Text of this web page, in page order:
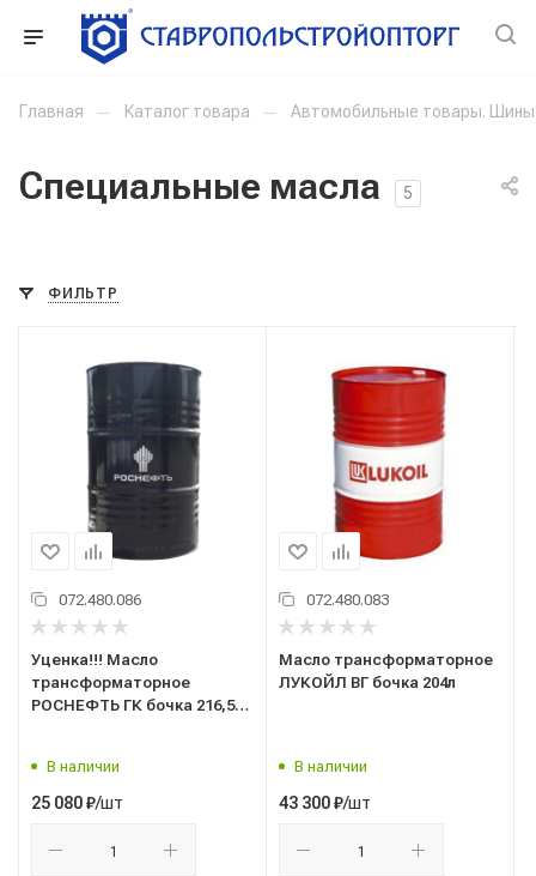
Главная — Каталог товара — Автомобильные товары. Шины
Специальные масла 5
ФИЛЬТР
072.480.086
Уценка!!! Масло
трансформаторное
РОСНЕФТЬ ГК бочка 216,5л./
В наличии
25 080₽/шт
072.480.083
Масло трансформаторное
ЛУКОЙЛ ВГ бочка 204л
В наличии
43 300₽/шт